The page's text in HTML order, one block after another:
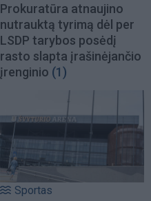
Prokuratūra atnaujino
nutrauktą tyrimą dėl per
LSDP tarybos posėdį
rasto slapta įrašinėjančio
įrenginio (1)
Sportas